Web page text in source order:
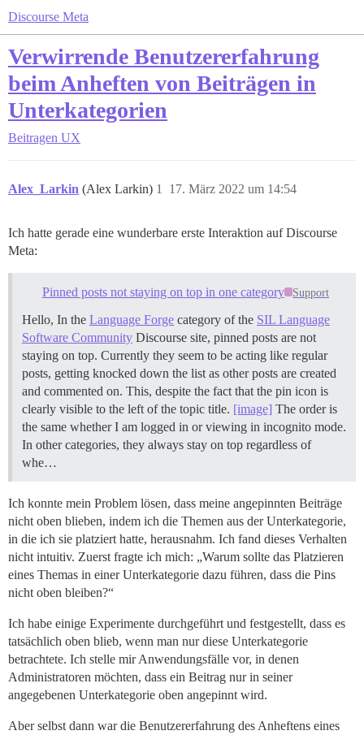
Discourse Meta
Verwirrende Benutzererfahrung
beim Anheften von Beiträgen in
Unterkategorien
Beitragen UX
Alex_Larkin (Alex Larkin) 17. März 2022 um 14:54
1
Ich hatte gerade eine wunderbare erste Interaktion auf Discourse
Meta:
Pinned posts not staying on top in one category Support
Hello, In the Language Forge category of the SIL Language
Software Community Discourse site, pinned posts are not
staying on top. Currently they seem to be acting like regular
posts, getting knocked down the list as other posts are created
and commented on. This, despite the fact that the pin icon is
clearly visible to the left of the topic title. [image] The order is
the same whether I am logged in or viewing in incognito mode.
In other categories, they always stay on top regardless of
whe…
Ich konnte mein Problem lösen, dass meine angepinnten Beiträge
nicht oben blieben, indem ich die Themen aus der Unterkategorie,
in die ich sie platziert hatte, herausnahm. Ich fand dieses Verhalten
nicht intuitiv. Zuerst fragte ich mich: „Warum sollte das Platzieren
eines Themas in einer Unterkategorie dazu führen, dass die Pins
nicht oben bleiben?“
Ich habe einige Experimente durchgeführt und festgestellt, dass es
tatsächlich oben blieb, wenn man nur diese Unterkategorie
betrachtete. Ich stelle mir Anwendungsfälle vor, in denen
Administratoren möchten, dass ein Beitrag nur in seiner
angegebenen Unterkategorie oben angepinnt wird.
Aber selbst dann war die Benutzererfahrung des Anheftens eines